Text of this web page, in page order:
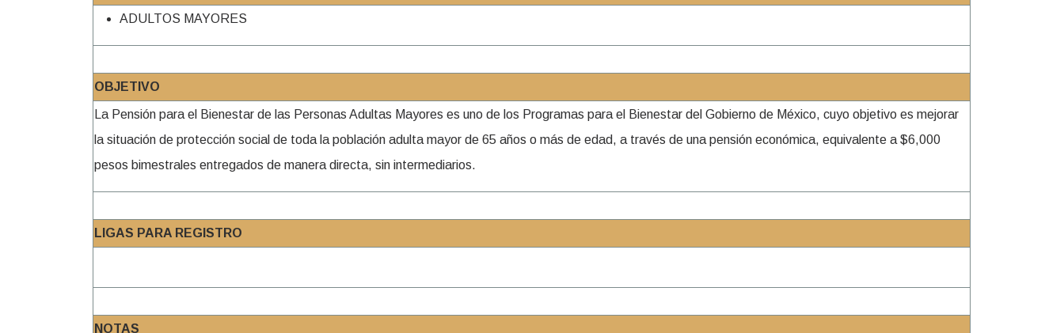
ADULTOS MAYORES
OBJETIVO
La Pensión para el Bienestar de las Personas Adultas Mayores es uno de los Programas para el Bienestar del Gobierno de México, cuyo objetivo es mejorar
la situación de protección social de toda la población adulta mayor de 65 años o más de edad, a través de una pensión económica, equivalente a $6,000
pesos bimestrales entregados de manera directa, sin intermediarios.
LIGAS PARA REGISTRO
NOTAS